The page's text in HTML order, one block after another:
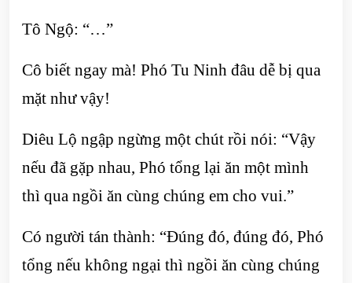
Tô Ngộ: “…”
Cô biết ngay mà! Phó Tu Ninh đâu dễ bị qua
mặt như vậy!
Diêu Lộ ngập ngừng một chút rồi nói: “Vậy
nếu đã gặp nhau, Phó tổng lại ăn một mình
thì qua ngồi ăn cùng chúng em cho vui.”
Có người tán thành: “Đúng đó, đúng đó, Phó
tổng nếu không ngại thì ngồi ăn cùng chúng